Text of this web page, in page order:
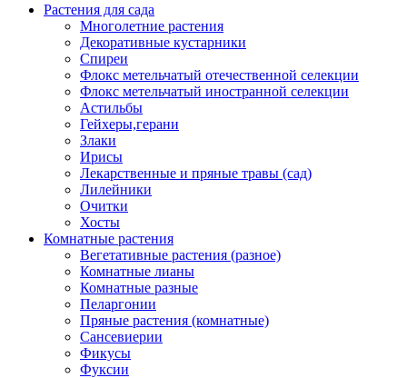
Растения для сада
Многолетние растения
Декоративные кустарники
Спиреи
Флокс метельчатый отечественной селекции
Флокс метельчатый иностранной селекции
Астильбы
Гейхеры,герани
Злаки
Ирисы
Лекарственные и пряные травы (сад)
Лилейники
Очитки
Хосты
Комнатные растения
Вегетативные растения (разное)
Комнатные лианы
Комнатные разные
Пеларгонии
Пряные растения (комнатные)
Сансевиерии
Фикусы
Фуксии